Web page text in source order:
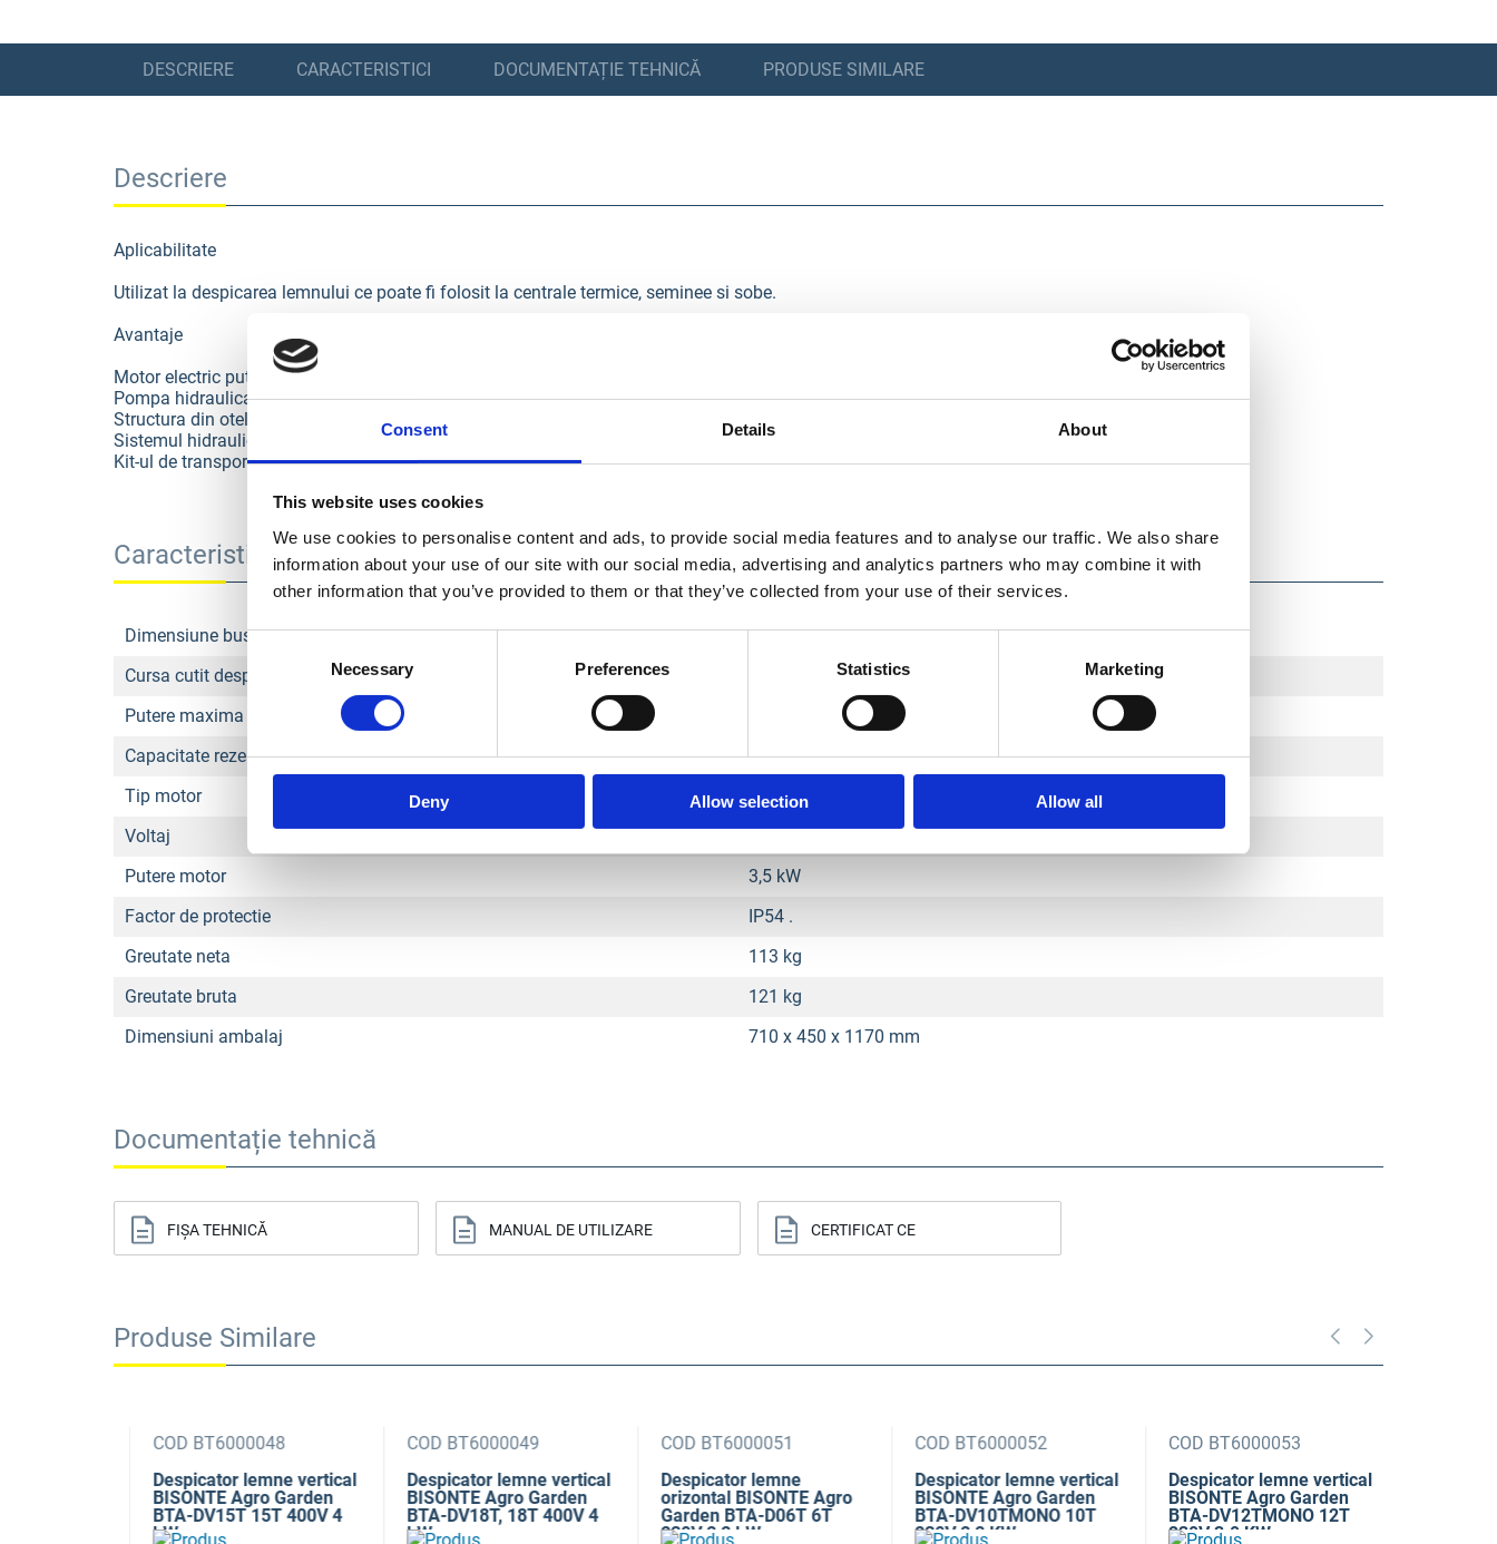
Consent Details About
This website uses cookies
We use cookies to personalise content and ads, to provide social media features and to analyse our traffic. We also share
information about your use of our site with our social media, advertising and analytics partners who may combine it with
other information that you’ve provided to them or that they’ve collected from your use of their services.
Consent
Selection
Necessary Preferences Statistics Marketing
Deny Allow selection Allow all
DESCRIERE CARACTERISTICI DOCUMENTAȚIE TEHNICĂ PRODUSE SIMILARE
Descriere
Aplicabilitate
Utilizat la despicarea lemnului ce poate fi folosit la centrale termice, seminee si sobe.
Avantaje
Motor electric puternic de 3,5 kW
Pompa hidraulica care dezvolta 12 t presiune asupra busteanului
Structura din otel de inalta calitate
Sistemul hidraulic de inalta performanta confera utilizatorului un mod usor si eficient de lucru.
Kit-ul de transport permite manipularea usoara a utilajului.
Caracteristici
Dimensiune bustean (L max./ Ø max.)
650 / 500 mm
Cursa cutit despicare
Putere maxima despicare
Capacitate rezervor ulei hidraulic
7,5 l
Tip motor
Electric
Voltaj
400 / 50 V / Hz
Putere motor
3,5 kW
Factor de protectie
IP54 .
Greutate neta
113 kg
Greutate bruta
121 kg
Dimensiuni ambalaj
710 x 450 x 1170 mm
Documentație tehnică
FIȘA TEHNICĂ MANUAL DE UTILIZARE CERTIFICAT CE
Produse Similare
COD BT6000048
Despicator lemne vertical
BISONTE Agro Garden
BTA-DV15T 15T 400V 4
kW
COD BT6000049
Despicator lemne vertical
BISONTE Agro Garden
BTA-DV18T, 18T 400V 4
kW
COD BT6000051
Despicator lemne
orizontal BISONTE Agro
Garden BTA-D06T 6T
230V 2,2 kW
COD BT6000052
Despicator lemne vertical
BISONTE Agro Garden
BTA-DV10TMONO 10T
230V 2,2 KW
COD BT6000053
Despicator lemne vertical
BISONTE Agro Garden
BTA-DV12TMONO 12T
230V 3.0 KW